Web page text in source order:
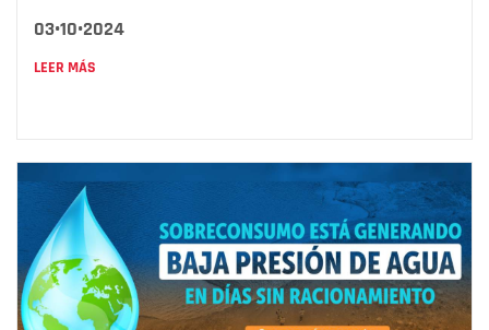
03•10•2024
LEER MÁS